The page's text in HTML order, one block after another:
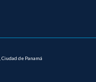
Ciudad de Panamá